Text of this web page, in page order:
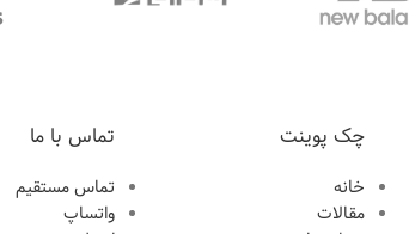
چک پوینت
خانه
مقالات
تماس با ما
تماس مستقیم
واتساپ